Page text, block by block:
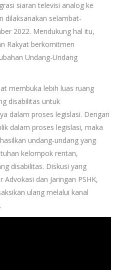
siaran televisi analog ke
dilaksanakan selambat-
2022. Mendukung hal itu,
Rakyat berkomitmen
Undang-Undang
membuka lebih luas ruang
disabilitas untuk
dalam proses legislasi. Dengan
dalam proses legislasi, maka
undang-undang yang
kelompok rentan,
disabilitas. Diskusi yang
dan Jaringan PSHK,
ulang melalui kanal